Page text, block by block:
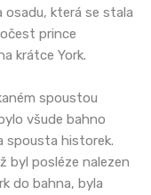
osadu, která se stala
prince
krátce York.
spoustou
všude bahno
spousta historek.
byl posléze nalezen
do bahna, byla